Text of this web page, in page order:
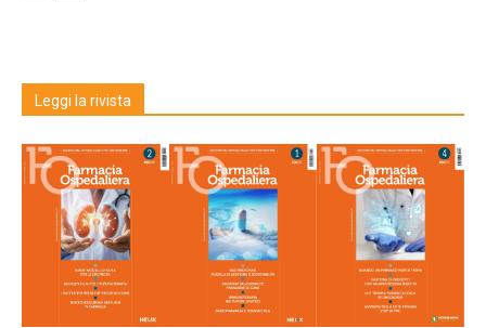
Leggi la rivista